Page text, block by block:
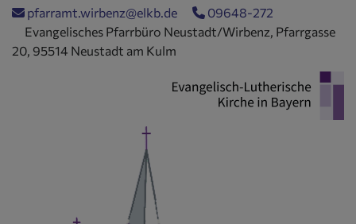
Direkt
Inhalt
pfarramt.wirbenz@elkb.de
09648-272
Evangelisches Pfarrbüro Neustadt/Wirbenz, Pfarrgasse
20, 95514 Neustadt am Kulm